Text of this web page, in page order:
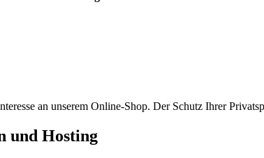
an unserem Online-Shop. Der Schutz Ihrer
und Hosting